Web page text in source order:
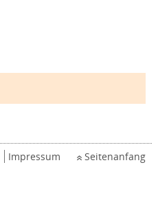
Impressum Seitenanfang